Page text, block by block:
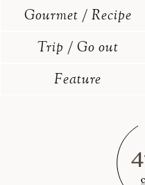
Gourmet / Recipe
Trip / Go out
Feature